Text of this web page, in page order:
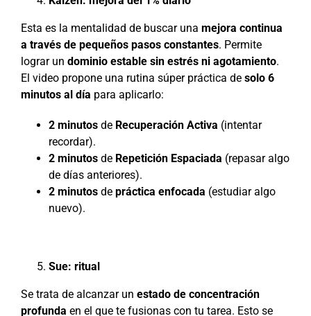
Esta es la mentalidad de buscar una mejora continua
a través de pequeños pasos constantes. Permite
lograr un dominio estable sin estrés ni agotamiento.
El video propone una rutina súper práctica de solo 6
minutos al día para aplicarlo:
2 minutosde Recuperación Activa (intentar
recordar).
2 minutosde Repetición Espaciada (repasar algo
de días anteriores).
2 minutosde práctica enfocada (estudiar algo
nuevo).
Sue: ritual
Se trata de alcanzar un estado de concentración
profunda en el que te fusionas con tu tarea. Esto se